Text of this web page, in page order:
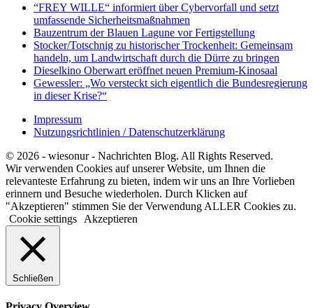
“FREY WILLE“ informiert über Cybervorfall und setzt
umfassende Sicherheitsmaßnahmen
Bauzentrum der Blauen Lagune vor Fertigstellung
Stocker/Totschnig zu historischer Trockenheit: Gemeinsam
handeln, um Landwirtschaft durch die Dürre zu bringen
Dieselkino Oberwart eröffnet neuen Premium-Kinosaal
Gewessler: „Wo versteckt sich eigentlich die Bundesregierung
in dieser Krise?“
Impressum
Nutzungsrichtlinien / Datenschutzerklärung
© 2026 - wiesonur - Nachrichten Blog. All Rights Reserved.
Wir verwenden Cookies auf unserer Website, um Ihnen die
relevanteste Erfahrung zu bieten, indem wir uns an Ihre Vorlieben
erinnern und Besuche wiederholen. Durch Klicken auf
"Akzeptieren" stimmen Sie der Verwendung ALLER Cookies zu.
Cookie settings
Akzeptieren
Schließen